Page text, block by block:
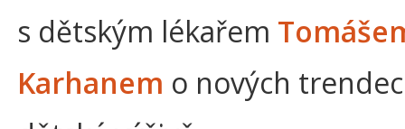
s dětským lékařem
Karhanem o nových